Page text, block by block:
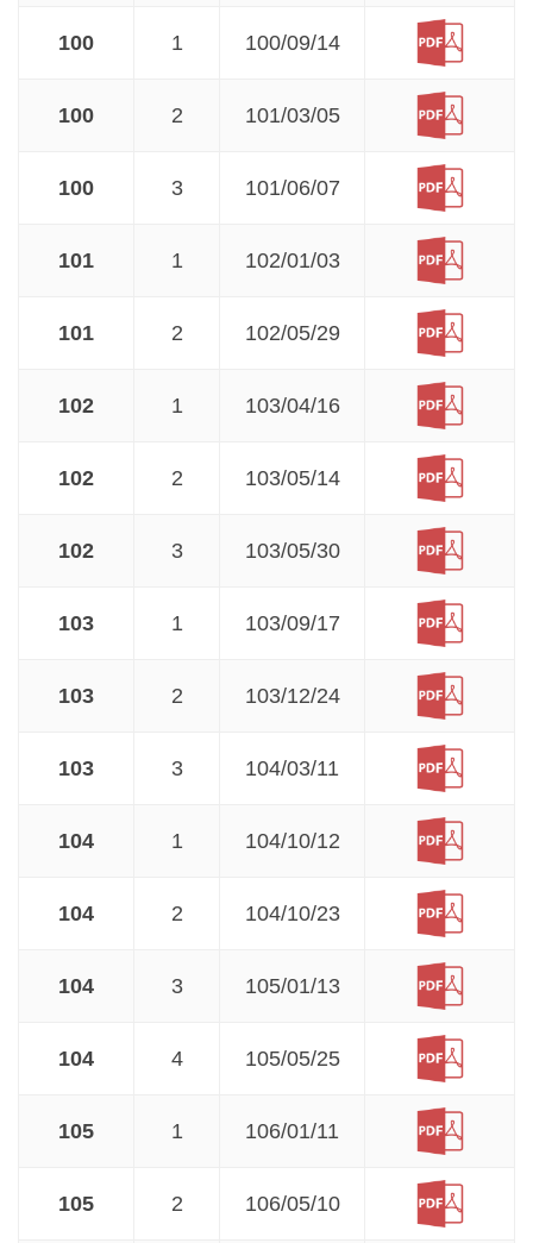
100 1 100/09/14
100 2 101/03/05
100 3 101/06/07
101 1 102/01/03
101 2 102/05/29
102 1 103/04/16
102 2 103/05/14
102 3 103/05/30
103 1 103/09/17
103 2 103/12/24
103 3 104/03/11
104 1 104/10/12
104 2 104/10/23
104 3 105/01/13
104 4 105/05/25
105 1 106/01/11
105 2 106/05/10